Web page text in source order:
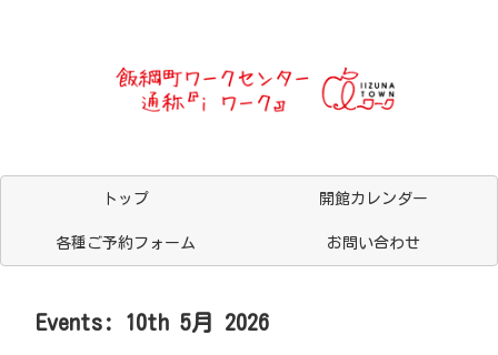
トップ 開館カレンダー
各種ご予約フォーム お問い合わせ
Events: 10th 5月 2026